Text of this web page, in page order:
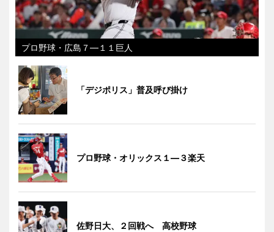
プロ野球・広島７―１１巨人
「デジポリス」普及呼び掛け
プロ野球・オリックス１―３楽天
佐野日大、２回戦へ 高校野球